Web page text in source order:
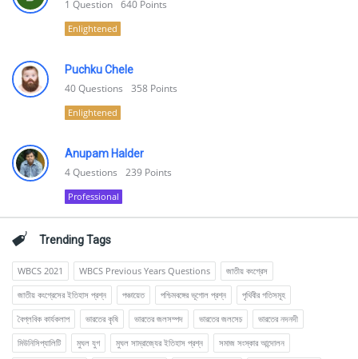
1 Question 640 Points
Enlightened
Puchku Chele
40Questions 358 Points
Enlightened
Anupam Halder
4Questions 239 Points
Professional
Trending Tags
WBCS 2021 WBCS Previous Years Questions
জাতীয় কংগ্রেস
জাতীয় কংগ্রেসের ইতিহাস প্রশ্ন
পঞ্চায়েত পশ্চিমবঙ্গের ভূগোল প্রশ্ন
পৃথিবীর গতিসমূহ
বৈপ্লবিক কার্যকলাপ
ভারতের কৃষি ভারতের জলসম্পদ ভারতের জলসেচ
ভারতের নদনদী
মিউনিসিপ্যালিটি
মুঘল যুগ মুঘল সাম্রাজ্যের ইতিহাস প্রশ্ন
সমাজ সংস্কার আন্দোলন